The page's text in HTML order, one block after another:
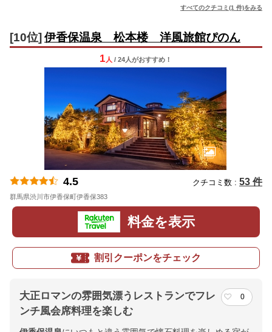
すべてのクチコミ(1 件)をみる
[10位] 伊香保温泉 松本楼 洋風旅館ぴのん
1 人 / 24人がおすすめ！
4.5 クチコミ数 : 53 件
群馬県渋川市伊香保町伊香保383
料金を表示
割引クーポンをチェック
大正ロマンの雰囲気漂うレストランでフレ
ンチ風会席料理を楽しむ
0